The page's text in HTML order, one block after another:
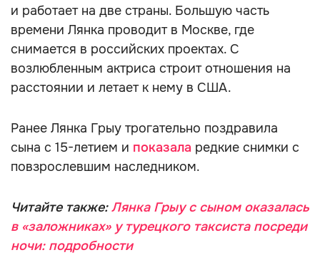
и работает на две страны. Большую часть
времени Лянка проводит в Москве, где
снимается в российских проектах. С
возлюбленным актриса строит отношения на
расстоянии и летает к нему в США.
Ранее Лянка Грыу трогательно поздравила
сына с 15-летием и показала редкие снимки с
повзрослевшим наследником.
Читайте также:Лянка Грыу с сыном оказалась
в «заложниках» у турецкого таксиста посреди
ночи: подробности